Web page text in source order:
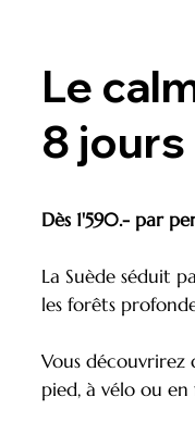
Le
8 jours
Dès 1'590.- par
La Suède séduit
les forêts
Vous découvrirez
pied, à vélo ou